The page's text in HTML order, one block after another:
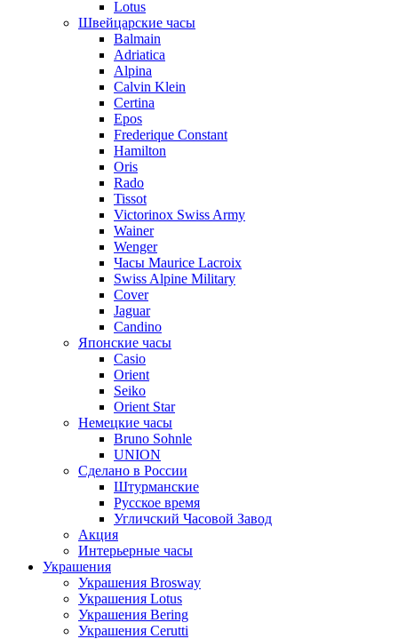
Lotus
Швейцарские часы
Balmain
Adriatica
Alpina
Calvin Klein
Certina
Epos
Frederique Constant
Hamilton
Oris
Rado
Tissot
Victorinox Swiss Army
Wainer
Wenger
Часы Maurice Lacroix
Swiss Alpine Military
Cover
Jaguar
Candino
Японские часы
Casio
Orient
Seiko
Orient Star
Немецкие часы
Bruno Sohnle
UNION
Сделано в России
Штурманские
Русское время
Угличский Часовой Завод
Акция
Интерьерные часы
Украшения
Украшения Brosway
Украшения Lotus
Украшения Bering
Украшения Cerutti